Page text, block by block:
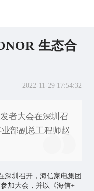
生态合
2022-11-29 17:54:32
者大会在深圳召
部副总工程师赵
深圳召开，海信家电集团
加大会，并以《海信+